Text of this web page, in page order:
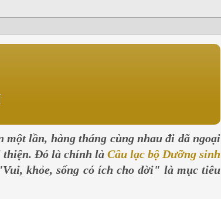
lần, hàng tháng cùng nhau đi dã ngoại
thiện. Đó là chính là Câu lạc bộ Dưỡng sinh
khỏe, sống có ích cho đời" là mục tiêu